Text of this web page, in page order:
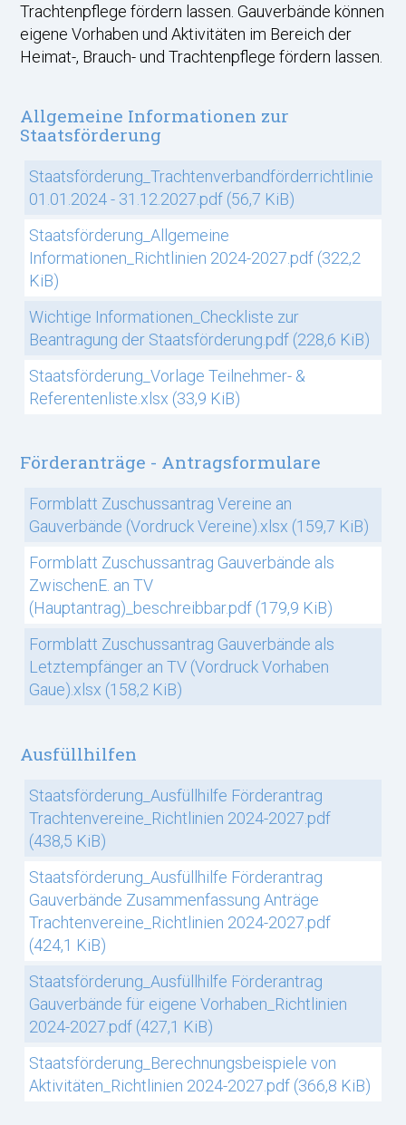
Trachtenpflege fördern lassen. Gauverbände können
eigene Vorhaben und Aktivitäten im Bereich der
Heimat-, Brauch- und Trachtenpflege fördern lassen.
Allgemeine Informationen zur
Staatsförderung
Staatsförderung_Trachtenverbandförderrichtlinie
01.01.2024 - 31.12.2027.pdf (56,7 KiB)
Staatsförderung_Allgemeine
Informationen_Richtlinien 2024-2027.pdf (322,2
KiB)
Wichtige Informationen_Checkliste zur
Beantragung der Staatsförderung.pdf (228,6 KiB)
Staatsförderung_Vorlage Teilnehmer- &
Referentenliste.xlsx (33,9 KiB)
Förderanträge - Antragsformulare
Formblatt Zuschussantrag Vereine an
Gauverbände (Vordruck Vereine).xlsx (159,7 KiB)
Formblatt Zuschussantrag Gauverbände als
ZwischenE. an TV
(Hauptantrag)_beschreibbar.pdf (179,9 KiB)
Formblatt Zuschussantrag Gauverbände als
Letztempfänger an TV (Vordruck Vorhaben
Gaue).xlsx (158,2 KiB)
Ausfüllhilfen
Staatsförderung_Ausfüllhilfe Förderantrag
Trachtenvereine_Richtlinien 2024-2027.pdf
(438,5 KiB)
Staatsförderung_Ausfüllhilfe Förderantrag
Gauverbände Zusammenfassung Anträge
Trachtenvereine_Richtlinien 2024-2027.pdf
(424,1 KiB)
Staatsförderung_Ausfüllhilfe Förderantrag
Gauverbände für eigene Vorhaben_Richtlinien
2024-2027.pdf (427,1 KiB)
Staatsförderung_Berechnungsbeispiele von
Aktivitäten_Richtlinien 2024-2027.pdf (366,8 KiB)